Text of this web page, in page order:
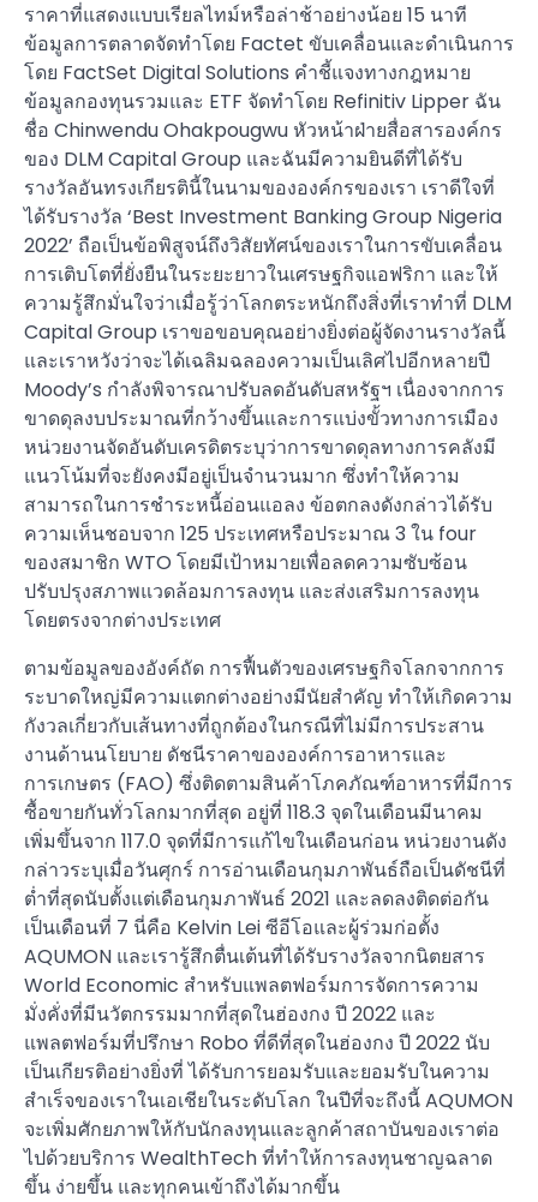
ราคาที่แสดงแบบเรียลไทม์หรือล่าช้าอย่างน้อย 15 นาที
ข้อมูลการตลาดจัดทำโดย Factet ขับเคลื่อนและดำเนินการ
โดย FactSet Digital Solutions คำชี้แจงทางกฎหมาย
ข้อมูลกองทุนรวมและ ETF จัดทำโดย Refinitiv Lipper ฉัน
ชื่อ Chinwendu Ohakpougwu หัวหน้าฝ่ายสื่อสารองค์กร
ของ DLM Capital Group และฉันมีความยินดีที่ได้รับ
รางวัลอันทรงเกียรตินี้ในนามขององค์กรของเรา เราดีใจที่
ได้รับรางวัล ‘Best Investment Banking Group Nigeria
2022’ ถือเป็นข้อพิสูจน์ถึงวิสัยทัศน์ของเราในการขับเคลื่อน
การเติบโตที่ยั่งยืนในระยะยาวในเศรษฐกิจแอฟริกา และให้
ความรู้สึกมั่นใจว่าเมื่อรู้ว่าโลกตระหนักถึงสิ่งที่เราทำที่ DLM
Capital Group เราขอขอบคุณอย่างยิ่งต่อผู้จัดงานรางวัลนี้
และเราหวังว่าจะได้เฉลิมฉลองความเป็นเลิศไปอีกหลายปี
Moody’s กำลังพิจารณาปรับลดอันดับสหรัฐฯ เนื่องจากการ
ขาดดุลงบประมาณที่กว้างขึ้นและการแบ่งขั้วทางการเมือง
หน่วยงานจัดอันดับเครดิตระบุว่าการขาดดุลทางการคลังมี
แนวโน้มที่จะยังคงมีอยู่เป็นจำนวนมาก ซึ่งทำให้ความ
สามารถในการชำระหนี้อ่อนแอลง ข้อตกลงดังกล่าวได้รับ
ความเห็นชอบจาก 125 ประเทศหรือประมาณ 3 ใน four
ของสมาชิก WTO โดยมีเป้าหมายเพื่อลดความซับซ้อน
ปรับปรุงสภาพแวดล้อมการลงทุน และส่งเสริมการลงทุน
โดยตรงจากต่างประเทศ
ตามข้อมูลของอังค์ถัด การฟื้นตัวของเศรษฐกิจโลกจากการ
ระบาดใหญ่มีความแตกต่างอย่างมีนัยสำคัญ ทำให้เกิดความ
กังวลเกี่ยวกับเส้นทางที่ถูกต้องในกรณีที่ไม่มีการประสาน
งานด้านนโยบาย ดัชนีราคาขององค์การอาหารและ
การเกษตร (FAO) ซึ่งติดตามสินค้าโภคภัณฑ์อาหารที่มีการ
ซื้อขายกันทั่วโลกมากที่สุด อยู่ที่ 118.3 จุดในเดือนมีนาคม
เพิ่มขึ้นจาก 117.0 จุดที่มีการแก้ไขในเดือนก่อน หน่วยงานดัง
กล่าวระบุเมื่อวันศุกร์ การอ่านเดือนกุมภาพันธ์ถือเป็นดัชนีที่
ต่ำที่สุดนับตั้งแต่เดือนกุมภาพันธ์ 2021 และลดลงติดต่อกัน
เป็นเดือนที่ 7 นี่คือ Kelvin Lei ซีอีโอและผู้ร่วมก่อตั้ง
AQUMON และเรารู้สึกตื่นเต้นที่ได้รับรางวัลจากนิตยสาร
World Economic สำหรับแพลตฟอร์มการจัดการความ
มั่งคั่งที่มีนวัตกรรมมากที่สุดในฮ่องกง ปี 2022 และ
แพลตฟอร์มที่ปรึกษา Robo ที่ดีที่สุดในฮ่องกง ปี 2022 นับ
เป็นเกียรติอย่างยิ่งที่ ได้รับการยอมรับและยอมรับในความ
สำเร็จของเราในเอเชียในระดับโลก ในปีที่จะถึงนี้ AQUMON
จะเพิ่มศักยภาพให้กับนักลงทุนและลูกค้าสถาบันของเราต่อ
ไปด้วยบริการ WealthTech ที่ทำให้การลงทุนชาญฉลาด
ขึ้น ง่ายขึ้น และทุกคนเข้าถึงได้มากขึ้น